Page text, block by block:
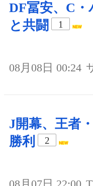
DF冨安、C・
と共闘
1
08月08日 00:24
J開幕、王者
勝利
2